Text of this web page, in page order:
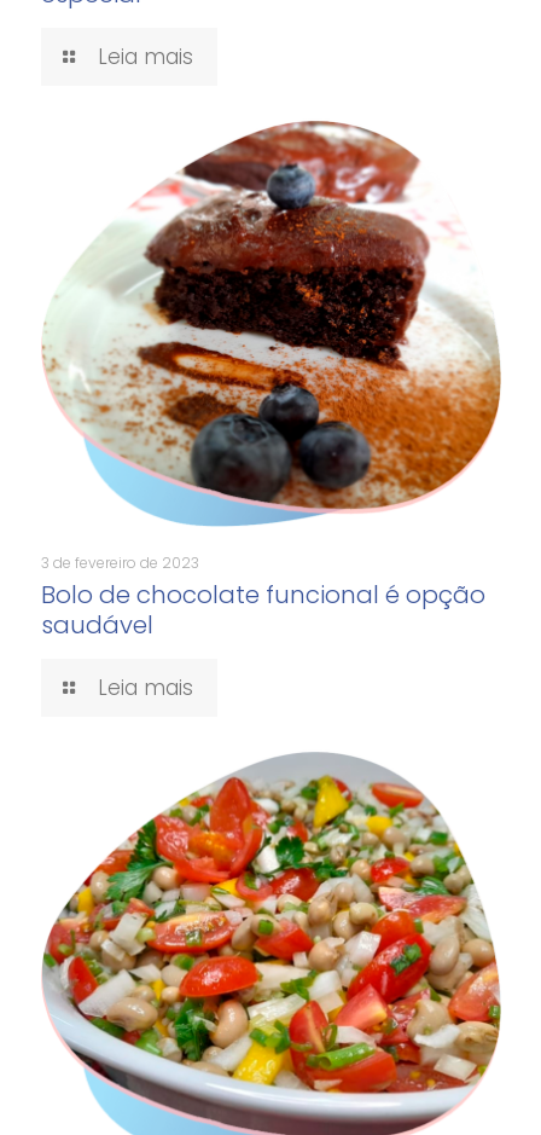
Leia mais
3 de fevereiro de 2023
Bolo de chocolate funcional é opção
saudável
Leia mais